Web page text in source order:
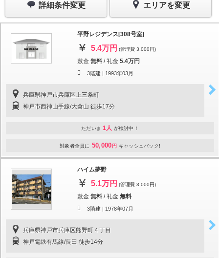
詳細条件変更 エリアを変更
平野レジデンス[308号室]
5.4万円 (管理費 3,000円)
敷金 無料 /礼金 5.4万円
3階建 | 1993年03月
兵庫県神戸市兵庫区上三条町
神戸市西神山手線/大倉山 徒歩17分
ただいま 1人 が検討中！
対象者全員に 50,000 円 キャッシュバック!
ハイム夢野
5.1万円 (管理費 3,000円)
敷金 無料 /礼金 無料
3階建 | 1978年07月
兵庫県神戸市兵庫区熊野町４丁目
神戸電鉄有馬線/長田 徒歩14分